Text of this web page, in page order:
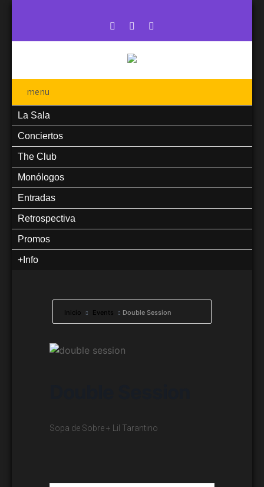
menu
La Sala
Conciertos
The Club
Monólogos
Entradas
Retrospectiva
Promos
+Info
Inicio Events Double Session
Sopa de Sobre + Lil Tarantino